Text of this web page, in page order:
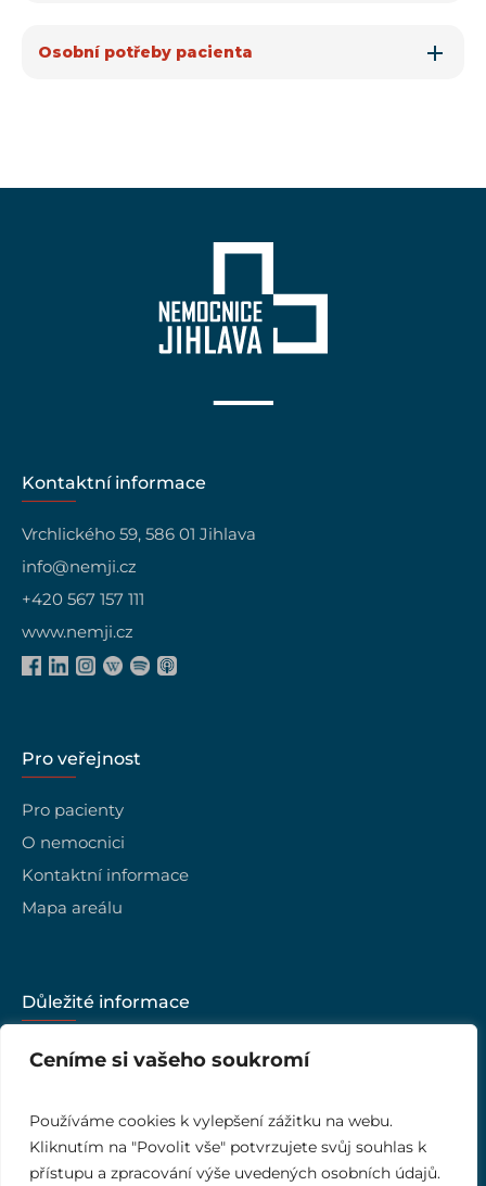
Ceníme si vašeho soukromí
Používáme cookies k vylepšení zážitku na webu.
Kliknutím na "Povolit vše" potvrzujete svůj souhlas k
přístupu a zpracování výše uvedených osobních údajů.
Osobní potřeby pacienta
Kontaktní informace
Vrchlického 59, 586 01 Jihlava
info@nemji.cz
+420 567 157 111
www.nemji.cz
Pro veřejnost
Pro pacienty
O nemocnici
Kontaktní informace
Mapa areálu
Důležité informace
Kariéra
Kvalita
Ombudsman